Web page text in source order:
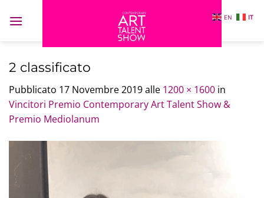
2 classificato
Pubblicato 17 Novembre 2019alle 1200 × 1600 in
Vincitori Premio Contemporary Art Talent Show &
Premio Mediolanum
EN IT